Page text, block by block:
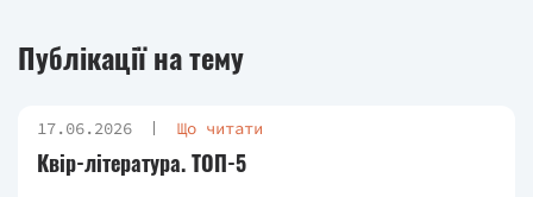
Публікації на тему
17.06.2026 Що читати
Квір-література. ТОП-5